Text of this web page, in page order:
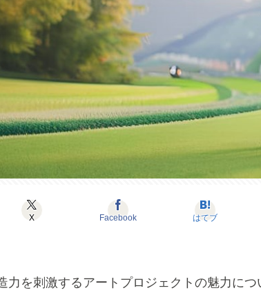
X Facebook はてブ
力を刺激するアートプロジェクトの魅力につ